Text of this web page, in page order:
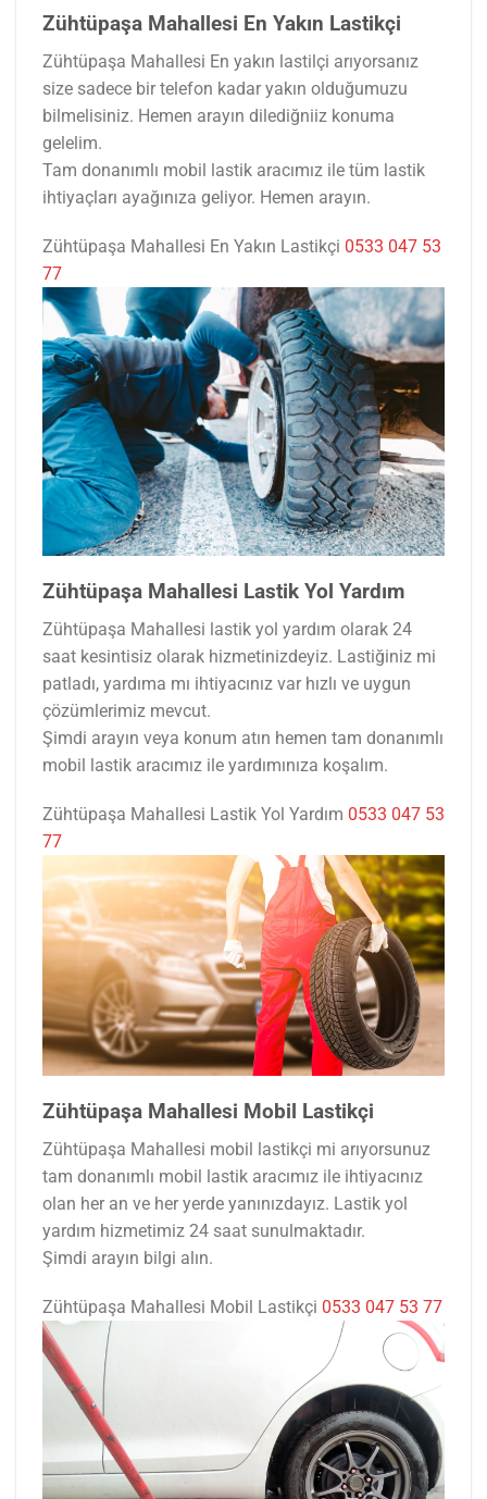
Zühtüpaşa Mahallesi En Yakın Lastikçi
Zühtüpaşa Mahallesi En yakın lastilçi arıyorsanız
size sadece bir telefon kadar yakın olduğumuzu
bilmelisiniz. Hemen arayın dilediğniiz konuma
gelelim.
Tam donanımlı mobil lastik aracımız ile tüm lastik
ihtiyaçları ayağınıza geliyor. Hemen arayın.
Zühtüpaşa Mahallesi En Yakın Lastikçi 0533 047 53
77
Zühtüpaşa Mahallesi Lastik Yol Yardım
Zühtüpaşa Mahallesi lastik yol yardım olarak 24
saat kesintisiz olarak hizmetinizdeyiz. Lastiğiniz mi
patladı, yardıma mı ihtiyacınız var hızlı ve uygun
çözümlerimiz mevcut.
Şimdi arayın veya konum atın hemen tam donanımlı
mobil lastik aracımız ile yardımınıza koşalım.
Zühtüpaşa Mahallesi Lastik Yol Yardım 0533 047 53
77
Zühtüpaşa Mahallesi Mobil Lastikçi
Zühtüpaşa Mahallesi mobil lastikçi mi arıyorsunuz
tam donanımlı mobil lastik aracımız ile ihtiyacınız
olan her an ve her yerde yanınızdayız. Lastik yol
yardım hizmetimiz 24 saat sunulmaktadır.
Şimdi arayın bilgi alın.
Zühtüpaşa Mahallesi Mobil Lastikçi 0533 047 53 77